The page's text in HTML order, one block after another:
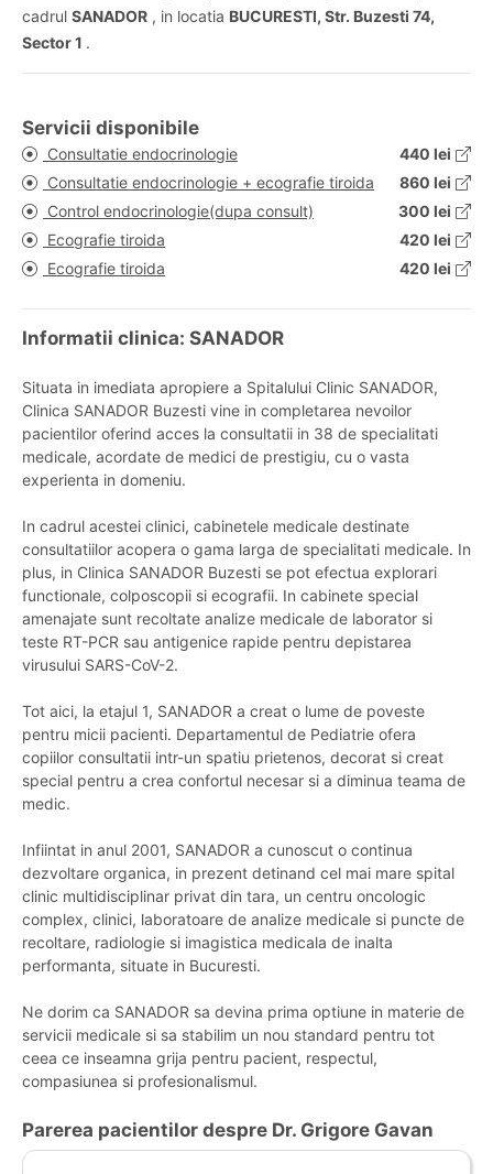
cadrul SANADOR , in locatia BUCURESTI, Str. Buzesti 74,
Sector 1 .
Servicii disponibile
Consultatie endocrinologie
440 lei
Consultatie endocrinologie + ecografie tiroida
860 lei
Control endocrinologie(dupa consult)
300 lei
Ecografie tiroida
420 lei
Ecografie tiroida
420 lei
Informatii clinica: SANADOR
Situata in imediata apropiere a Spitalului Clinic SANADOR,
Clinica SANADOR Buzesti vine in completarea nevoilor
pacientilor oferind acces la consultatii in 38 de specialitati
medicale, acordate de medici de prestigiu, cu o vasta
experienta in domeniu.
In cadrul acestei clinici, cabinetele medicale destinate
consultatiilor acopera o gama larga de specialitati medicale. In
plus, in Clinica SANADOR Buzesti se pot efectua explorari
functionale, colposcopii si ecografii. In cabinete special
amenajate sunt recoltate analize medicale de laborator si
teste RT-PCR sau antigenice rapide pentru depistarea
virusului SARS-CoV-2.
Tot aici, la etajul 1, SANADOR a creat o lume de poveste
pentru micii pacienti. Departamentul de Pediatrie ofera
copiilor consultatii intr-un spatiu prietenos, decorat si creat
special pentru a crea confortul necesar si a diminua teama de
medic.
Infiintat in anul 2001, SANADOR a cunoscut o continua
dezvoltare organica, in prezent detinand cel mai mare spital
clinic multidisciplinar privat din tara, un centru oncologic
complex, clinici, laboratoare de analize medicale si puncte de
recoltare, radiologie si imagistica medicala de inalta
performanta, situate in Bucuresti.
Ne dorim ca SANADOR sa devina prima optiune in materie de
servicii medicale si sa stabilim un nou standard pentru tot
ceea ce inseamna grija pentru pacient, respectul,
compasiunea si profesionalismul.
Parerea pacientilor despre Dr. Grigore Gavan